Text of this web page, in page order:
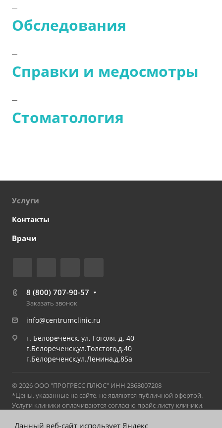
Обследования
Справки и медосмотры
Стоматология
Услуги
Контакты
Врачи
8 (800) 707-90-57
Заказать звонок
info@centrumclinic.ru
г. Белореченск, ул. Гоголя, д. 40
г.Белореченск,ул.Толстого,д.40
г.Белореченск,ул.Ленина,д.85а
© 2026 ООО "ПРОГРЕСС ПЛЮС" ИНН 2368007208
*Цены, указанные на сайте, не являются публичной офертой.
Услуги клиники оплачиваются согласно прайс-листу клиники,
прайс-листом можно ознакомиться в клинике на стойке
Данный веб-сайт использует Яндекс